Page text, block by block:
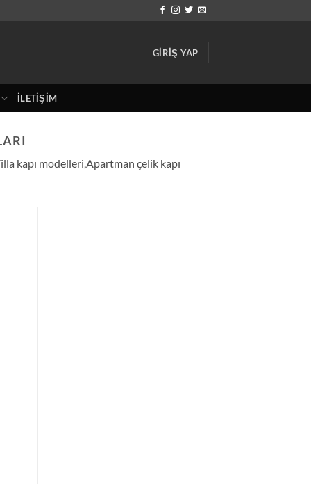
GIRIŞ YAP
İLETIŞIM
kapı modelleri,Apartman çelik kapı